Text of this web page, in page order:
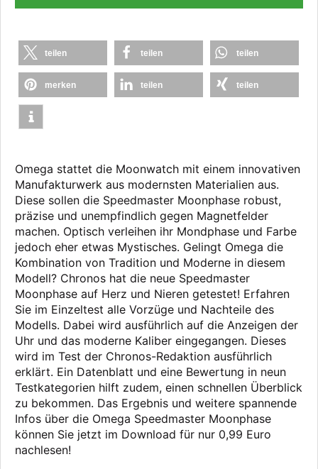
teilen teilen teilen
merken teilen teilen
Omega stattet die Moonwatch mit einem innovativen
Manufakturwerk aus modernsten Materialien aus.
Diese sollen die Speedmaster Moonphase robust,
präzise und unempfindlich gegen Magnetfelder
machen. Optisch verleihen ihr Mondphase und Farbe
jedoch eher etwas Mystisches. Gelingt Omega die
Kombination von Tradition und Moderne in diesem
Modell? Chronos hat die neue Speedmaster
Moonphase auf Herz und Nieren getestet! Erfahren
Sie im Einzeltest alle Vorzüge und Nachteile des
Modells. Dabei wird ausführlich auf die Anzeigen der
Uhr und das moderne Kaliber eingegangen. Dieses
wird im Test der Chronos-Redaktion ausführlich
erklärt. Ein Datenblatt und eine Bewertung in neun
Testkategorien hilft zudem, einen schnellen Überblick
zu bekommen. Das Ergebnis und weitere spannende
Infos über die Omega Speedmaster Moonphase
können Sie jetzt im Download für nur 0,99 Euro
nachlesen!